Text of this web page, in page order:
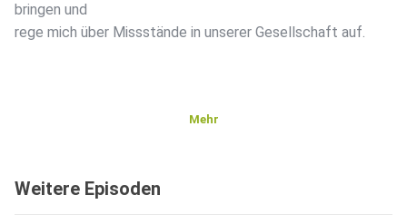
bringen und
rege mich über Missstände in unserer Gesellschaft auf.
Mehr
Weitere Episoden